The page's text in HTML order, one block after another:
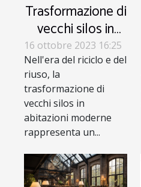
Trasformazione di
vecchi silos in
abitazioni
moderne
16 ottobre 2023 16:25
Nell'era del riciclo e del
riuso, la
trasformazione di
vecchi silos in
abitazioni moderne
rappresenta un...